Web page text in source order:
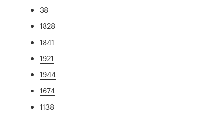
38
1828
1841
1921
1944
1674
1138